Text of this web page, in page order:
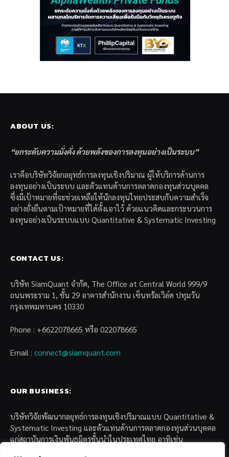
ABOUT US:
“ยกระดับความมั่งคั่ง ด้วยพลังของการลงทุนอย่างเป็นระบบ”
เราคือบริษัทวิจัยกลยุทธ์การลงทุนเชิงปริมาณ ผู้ให้บริการด้านการ
ลงทุนอย่างเป็นระบบ และตัวแทนด้านการตลาดกองทุนส่วนบุคคล
ซึ่งมีเป้าหมายที่จะช่วยเหลือให้นักลงทุนไทยประสบกับความสำเร็จ
อย่างยั่งยืนตามเป้าหมายที่ได้ตั้งเอาไว้ ด้วยแนวคิดและกระบวนการ
ลงทุนอย่างเป็นระบบแบบ Quantitative & Systematic Investing
CONTACT US:
บริษัท SiamQuant จำกัด, The Office at Central World 999/9
ถนนพระราม 1, ชั้น 29 อาคารสำนักงาน เซ็นทรัลเวิล์ด ปทุมวัน
กรุงเทพมหานคร 10330
Phone : +6622078665 หรือ 022078665
Email : connect@siamquant.com
OUR BUSINESS:
บริษัทวิจัยพัฒนากลยุทธ์การลงทุนเชิงปริมาณแบบ Quantitative &
Systematic Investing และตัวแทนด้านการตลาดกองทุนส่วนบุคคล
แก่สถาบันการเงินพันธมิตรชั้นนำในประเทศไทย อาทิเช่น